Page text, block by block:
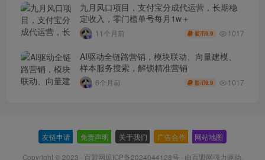
九月风口项目，支付宝分成代运营，长期稳
定收入，零门槛单号每月1w＋
11个月前 盟币9.9 1017
AI驱动全链路营销，模块联动、向量建模、
样本服务搜索，解锁精准营销
6个月前 盟币9.9 1017
友链申请 免责声明 关于我们 广告合作 网站地图
Copyright © 2023 · 百盟网琼ICP备2024044128号 · 由百盟网强力驱动.